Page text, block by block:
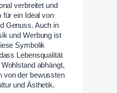
verbreitet und
für ein Ideal von
Genuss. Auch in
und Werbung ist
Symbolik
Lebensqualität
abhängt,
von der bewussten
und Ästhetik.